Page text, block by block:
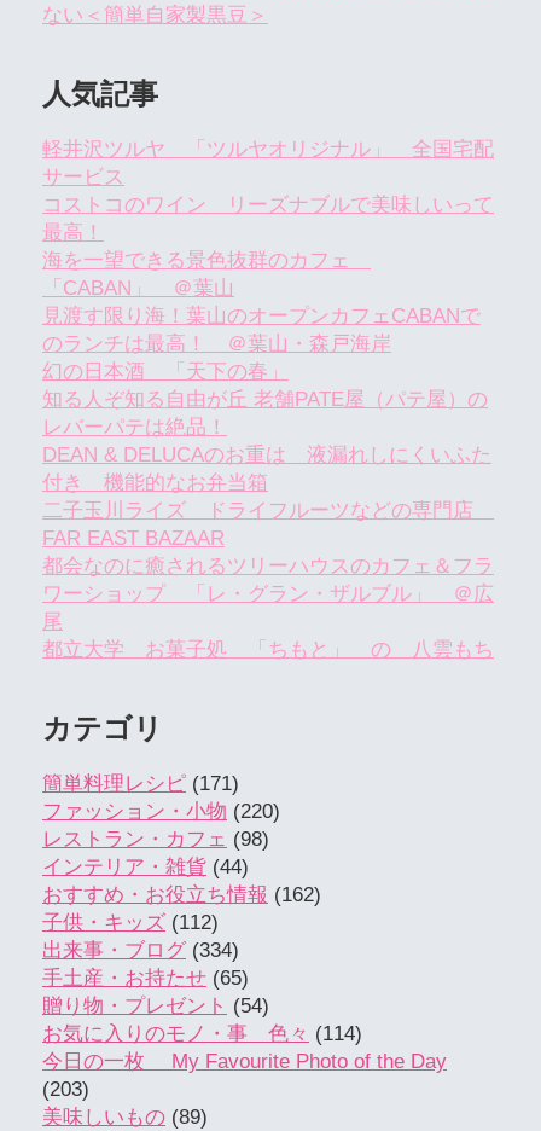
ない＜簡単自家製黒豆＞
人気記事
軽井沢ツルヤ 「ツルヤオリジナル」 全国宅配
サービス
コストコのワイン リーズナブルで美味しいって
最高！
海を一望できる景色抜群のカフェ
「CABAN」 ＠葉山
見渡す限り海！葉山のオープンカフェCABANで
のランチは最高！ ＠葉山・森戸海岸
幻の日本酒 「天下の春」
知る人ぞ知る自由が丘 老舗PATE屋（パテ屋）の
レバーパテは絶品！
DEAN & DELUCAのお重は 液漏れしにくいふた
付き 機能的なお弁当箱
二子玉川ライズ ドライフルーツなどの専門店
FAR EAST BAZAAR
都会なのに癒されるツリーハウスのカフェ＆フラ
ワーショップ 「レ・グラン・ザルブル」 ＠広
尾
都立大学 お菓子処 「ちもと」 の 八雲もち
カテゴリ
簡単料理レシピ (171)
ファッション・小物 (220)
レストラン・カフェ (98)
インテリア・雑貨 (44)
おすすめ・お役立ち情報 (162)
子供・キッズ (112)
出来事・ブログ (334)
手土産・お持たせ (65)
贈り物・プレゼント (54)
お気に入りのモノ・事 色々 (114)
今日の一枚 My Favourite Photo of the Day
(203)
美味しいもの (89)